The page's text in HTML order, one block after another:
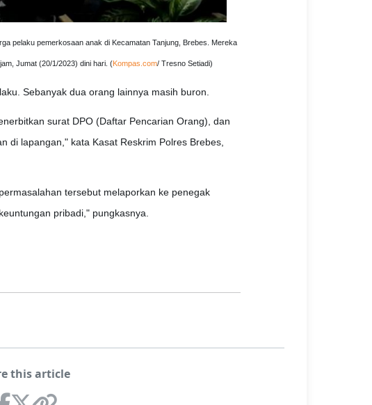
pelaku pemerkosaan anak di Kecamatan Tanjung, Brebes. Mereka
Jumat (20/1/2023) dini hari. (Kompas.com/ Tresno Setiadi)
Sebanyak dua orang lainnya masih buron.
surat DPO (Daftar Pencarian Orang), dan
di lapangan," kata Kasat Reskrim Polres Brebes,
tersebut melaporkan ke penegak
pribadi," pungkasnya.
this article